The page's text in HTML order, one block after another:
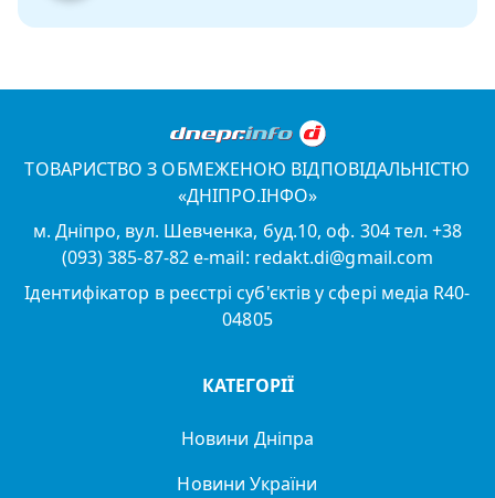
ТОВАРИСТВО З ОБМЕЖЕНОЮ ВІДПОВІДАЛЬНІСТЮ
«ДНІПРО.ІНФО»
м. Дніпро, вул. Шевченка, буд.10, оф. 304 тел. +38
(093) 385-87-82 e-mail: redakt.di@gmail.com
Ідентифікатор в реєстрі суб'єктів у сфері медіа R40-
04805
КАТЕГОРІЇ
Новини Дніпра
Новини України